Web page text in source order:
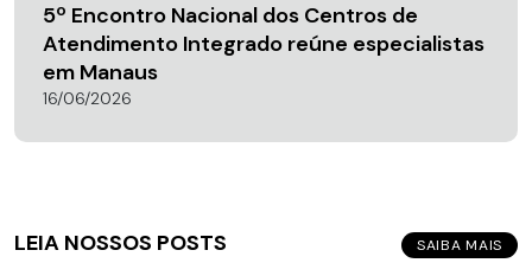
5º Encontro Nacional dos Centros de
Atendimento Integrado reúne especialistas
em Manaus
16/06/2026
LEIA NOSSOS POSTS SAIBA MAIS